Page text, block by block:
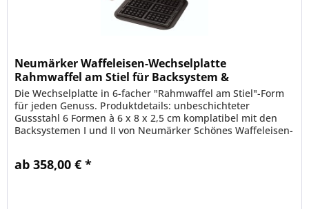
Neumärker Waffeleisen-Wechselplatte
Rahmwaffel am Stiel für Backsystem &
Thermocook
Die Wechselplatte in 6-facher "Rahmwaffel am Stiel"-Form
für jeden Genuss. Produktdetails: unbeschichteter
Gussstahl 6 Formen à 6 x 8 x 2,5 cm komplatibel mit den
Backsystemen I und II von Neumärker Schönes Waffeleisen-
ab 358,00 € *